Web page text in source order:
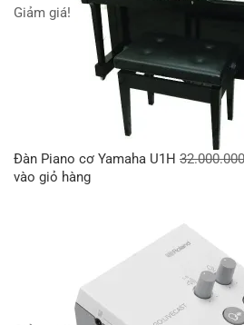
Giảm giá!
Đàn Piano cơ Yamaha U1H
vào giỏ hàng